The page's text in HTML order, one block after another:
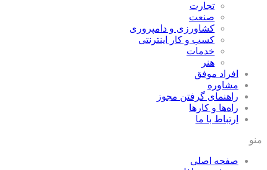
تجارت
صنعت
كشاورزی و دامپروری
كسب و كار اينترنتی
خدمات
هنر
افراد موفق
مشاوره
راهنمای گرفتن مجوز
راه‌ها و كارها
ارتباط با ما
منو
صفحه اصلی